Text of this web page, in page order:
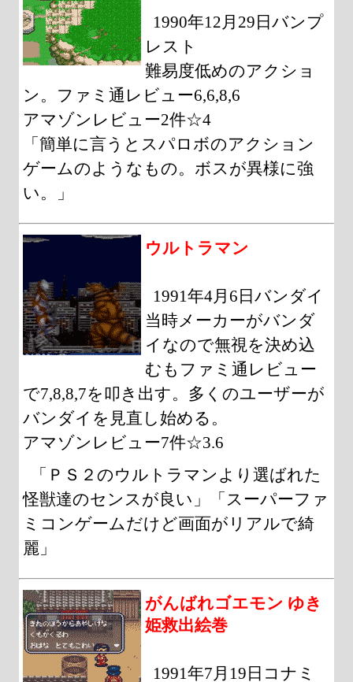
1990年12月29日バンプ
レスト
難易度低めのアクショ
ン。ファミ通レビュー6,6,8,6
アマゾンレビュー2件☆4
「簡単に言うとスパロボのアクション
ゲームのようなもの。ボスが異様に強
い。」
ウルトラマン
1991年4月6日バンダイ
当時メーカーがバンダ
イなので無視を決め込
むもファミ通レビュー
で7,8,8,7を叩き出す。多くのユーザーが
バンダイを見直し始める。
アマゾンレビュー7件☆3.6
「ＰＳ２のウルトラマンより選ばれた
怪獣達のセンスが良い」「スーパーファ
ミコンゲームだけど画面がリアルで綺
麗」
がんばれゴエモン ゆき
姫救出絵巻
1991年7月19日コナミ